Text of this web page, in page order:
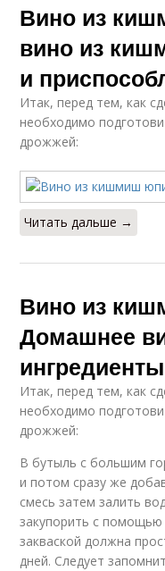
Вино из
вино из
и
Итак, перед тем, как
необходимо
дрожжей:
Читать дальше →
Вино из
Домашнее
Итак, перед тем, как
необходимо
дрожжей:
В бутыль с большим
и потом сразу же
смесь затем залить
закупорить с помощью
закваской должна
дней. Следует